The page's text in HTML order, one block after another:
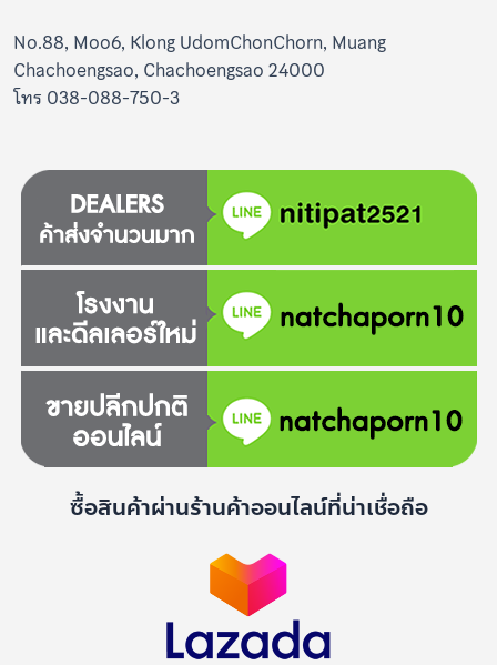
No.88, Moo6, Klong UdomChonChorn, Muang
Chachoengsao, Chachoengsao 24000
โทร 038-088-750-3
ซื้อสินค้าผ่านร้านค้าออนไลน์ที่น่าเชื่อถือ